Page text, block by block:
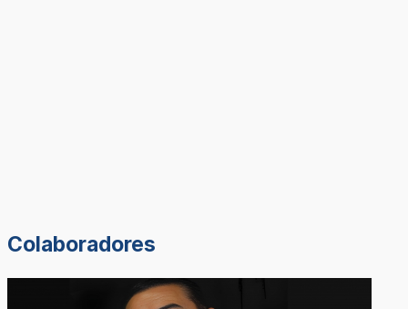
Colaboradores